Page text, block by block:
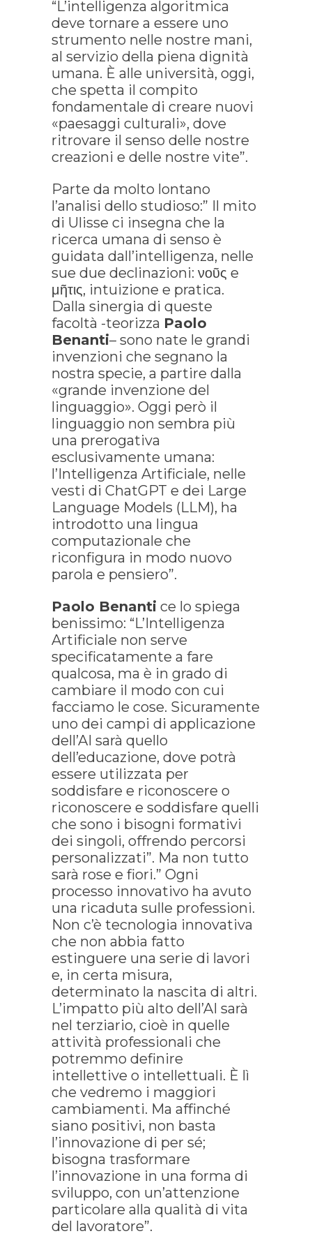
“L’intelligenza algoritmica
deve tornare a essere uno
strumento nelle nostre mani,
al servizio della piena dignità
umana. È alle università, oggi,
che spetta il compito
fondamentale di creare nuovi
«paesaggi culturali», dove
ritrovare il senso delle nostre
creazioni e delle nostre vite”.
Parte da molto lontano
l’analisi dello studioso:” Il mito
di Ulisse ci insegna che la
ricerca umana di senso è
guidata dall’intelligenza, nelle
sue due declinazioni: νοῦς e
μῆτις, intuizione e pratica.
Dalla sinergia di queste
facoltà -teorizza Paolo
Benanti– sono nate le grandi
invenzioni che segnano la
nostra specie, a partire dalla
«grande invenzione del
linguaggio». Oggi però il
linguaggio non sembra più
una prerogativa
esclusivamente umana:
l’Intelligenza Artificiale, nelle
vesti di ChatGPT e dei Large
Language Models (LLM), ha
introdotto una lingua
computazionale che
riconfigura in modo nuovo
parola e pensiero”.
Paolo Benanti ce lo spiega
benissimo: “L’Intelligenza
Artificiale non serve
specificatamente a fare
qualcosa, ma è in grado di
cambiare il modo con cui
facciamo le cose. Sicuramente
uno dei campi di applicazione
dell’AI sarà quello
dell’educazione, dove potrà
essere utilizzata per
soddisfare e riconoscere o
riconoscere e soddisfare quelli
che sono i bisogni formativi
dei singoli, offrendo percorsi
personalizzati”. Ma non tutto
sarà rose e fiori.” Ogni
processo innovativo ha avuto
una ricaduta sulle professioni.
Non c’è tecnologia innovativa
che non abbia fatto
estinguere una serie di lavori
e, in certa misura,
determinato la nascita di altri.
L’impatto più alto dell’AI sarà
nel terziario, cioè in quelle
attività professionali che
potremmo definire
intellettive o intellettuali. È lì
che vedremo i maggiori
cambiamenti. Ma affinché
siano positivi, non basta
l’innovazione di per sé;
bisogna trasformare
l’innovazione in una forma di
sviluppo, con un’attenzione
particolare alla qualità di vita
del lavoratore”.